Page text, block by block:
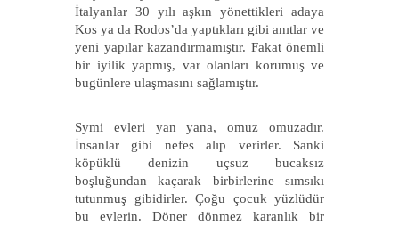
İtalyanlar 30 yılı aşkın yönettikleri adaya
Kos ya da Rodos’da yaptıkları gibi anıtlar ve
yeni yapılar kazandırmamıştır. Fakat önemli
bir iyilik yapmış, var olanları korumuş ve
bugünlere ulaşmasını sağlamıştır.
Symi evleri yan yana, omuz omuzadır.
İnsanlar gibi nefes alıp verirler. Sanki
köpüklü denizin uçsuz bucaksız
boşluğundan kaçarak birbirlerine sımsıkı
tutunmuş gibidirler. Çoğu çocuk yüzlüdür
bu evlerin. Döner dönmez karanlık bir